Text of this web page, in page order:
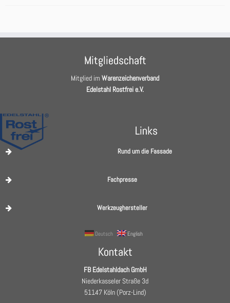
Mitgliedschaft
Mitglied im Warenzeichenverband
Edelstahl Rostfrei e.V.
Links
Rund um die Fassade
Fachpresse
Werkzeughersteller
Deutsch English
Kontakt
FB Edelstahldach GmbH
Niederkasseler Straße 3d
51147 Köln (Porz-Lind)